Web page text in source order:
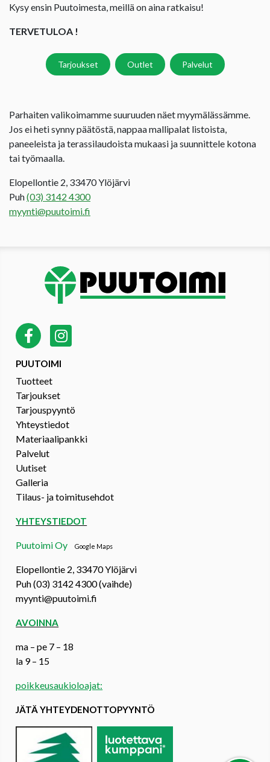
Kysy ensin Puutoimesta, meillä on aina ratkaisu!
TERVETULOA !
Tarjoukset Outlet Palvelut
Parhaiten valikoimamme suuruuden näet myymälässämme.
Jos ei heti synny päätöstä, nappaa mallipalat listoista,
paneeleista ja terassilaudoista mukaasi ja suunnittele kotona
tai työmaalla.
Elopellontie 2, 33470 Ylöjärvi
Puh(03) 3142 4300
myynti@puutoimi.fi
PUUTOIMI
Tuotteet
Tarjoukset
Tarjouspyyntö
Yhteystiedot
Materiaalipankki
Palvelut
Uutiset
Galleria
Tilaus- ja toimitusehdot
YHTEYSTIEDOT
Puutoimi OyGoogle Maps
Elopellontie 2, 33470 Ylöjärvi
Puh (03) 3142 4300 (vaihde)
myynti@puutoimi.fi
AVOINNA
ma – pe 7 – 18
la 9 – 15
poikkeusaukioloajat:
JÄTÄ YHTEYDENOTTOPYYNTÖ